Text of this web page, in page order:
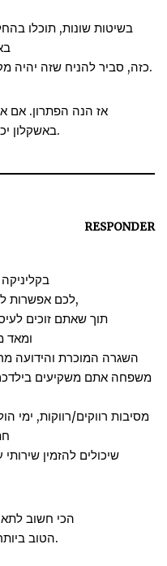
בשיטות שונות, תוכלו
כזה, סביר להניח שזה יהיה מקום מקצועי שייתן לכם שירות טוב.
אז הנה הפתרון. אם
באשקלון יכול להיות בדיוק מה שאתה מחפש.
RESPONDER
לכם אפשרות להתנתק מהסביבה המוכרת לכם,
תוך שאתם זוכים
ומאד
השגרה המוכרת והידועה
משפחה אתם משקיעים
מסיבות רווקים/רווקות, ימי
שיכולים להזמין
הכי חשוב
הטוב ביותר אכן יגיע ויהיה חלק מכל השאר.